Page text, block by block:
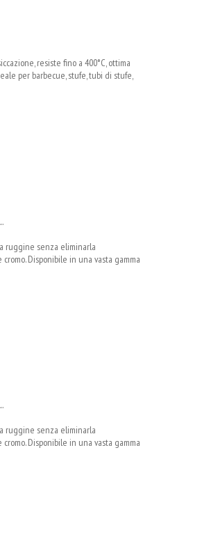
resiste fino a 400°C, ottima
per barbecue, stufe, tubi di stufe,
ruggine senza eliminarla
Disponibile in una vasta gamma
ruggine senza eliminarla
Disponibile in una vasta gamma